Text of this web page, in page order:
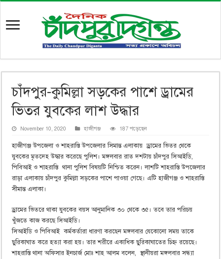
চাঁদপুর-কুমিল্লা সড়কের পাশে ড্রামের
ভিতর যুবকের লাশ উদ্ধার
November 10, 2020 হাজীগঞ্জ 187 পড়েছেন
হাজীগঞ্জ উপজেলা ও শাহরাস্তি উপজেলার সিমান্ত এলাকায় ড্রামের ভিতর থেকে
যুবকের মৃতদেহ উদ্ধার করেছে পুলিশ। মঙ্গলবার রাত দশটায় চাঁদপুর সিআইডি,
পিবিআই ও শাহরাস্তি থানা পুলিশ বিষয়টি নিশ্চিত করেন। লাশটি শাহরাস্তি উপজেলার
রাড়া এলাকায় চাঁদপুর কুমিল্লা সড়কের পাশে পাওয়া গেছে। এটি হাজীগঞ্জ ও শাহরাস্তি
সীমান্ত এলাকা।
ড্রামের ভিতরে থাকা যুবকের বয়স আনুমানিক ৩০ থেকে ৩৫। তবে তার পরিচয়
খুঁজতে কাজ করছে সিআইডি।
সিআইডি ও পিবিআই কর্মকর্তারা ধারণা করছেন মঙ্গলবার যেকোনো সময় তাকে
ছুরিকাঘাত করে হত্যা করা হয়। তার শরীরে একাধিক ছুরিকাঘাতের চিহ্ন রয়েছে।
শাহরাস্তি থানা অফিসার ইনচার্জ মোঃ শাহ আলম বলেন, স্থানীয়রা মঙ্গলবার সন্ধ্যা